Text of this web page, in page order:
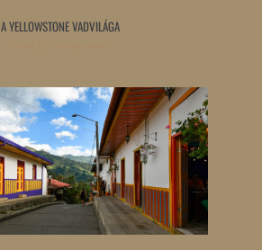
A YELLOWSTONE VADVILÁGA